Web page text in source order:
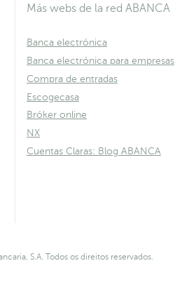
Más webs de la red ABANCA
Banca electrónica
Banca electrónica para empresas
Compra de entradas
Escogecasa
Bróker online
NX
Cuentas Claras: Blog ABANCA
S.A. Todos os direitos reservados.